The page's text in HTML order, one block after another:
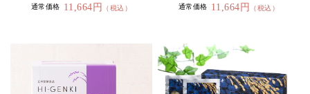
通常価格 11,664円 （税込） 通常価格 11,664円 （税込）